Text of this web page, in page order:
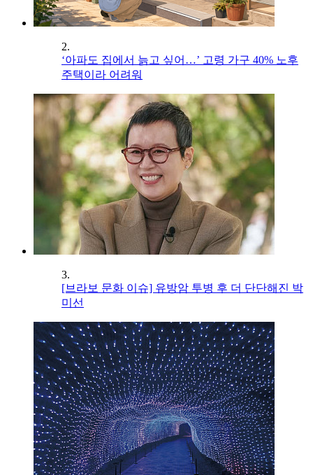
2.
‘아파도 집에서 늙고 싶어…’ 고령 가구 40% 노후
주택이라 어려워
3.
[브라보 문화 이슈] 유방암 투병 후 더 단단해진 박
미선